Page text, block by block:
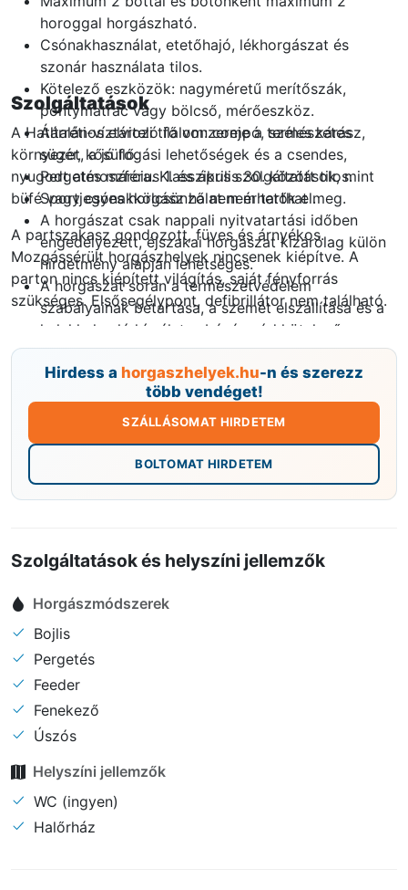
horoggal horgászható.
Csónakhasználat, etetőhajó, lékhorgászat és
szonár használata tilos.
Kötelező eszközök: nagyméretű merítőszák,
pontymatrac vagy bölcső, mérőeszköz.
Általános elviteli tilalom: compó, széles kárász,
sügér, kősüllő.
Pergetés március 1. és április 30. között tilos.
Sportjegyes horgász halat nem tarthat meg.
A horgászat csak nappali nyitvatartási időben
engedélyezett, éjszakai horgászat kizárólag külön
hirdetmény alapján lehetséges.
A horgászat során a természetvédelem
szabályainak betartása, a szemét elszállítása és a
halakkal való kíméletes bánásmód kötelező.
Szolgáltatások
A Határréti-víztározó fő vonzereje a természetes
környezet, a jó fogási lehetőségek és a csendes,
nyugodt atmoszféra. Klasszikus szolgáltatások, mint
büfé vagy csónakkölcsönző nem érhetők el.
A partszakasz gondozott, füves és árnyékos.
Mozgássérült horgászhelyek nincsenek kiépítve. A
parton nincs kiépített világítás, saját fényforrás
szükséges. Elsősegélypont, defibrillátor nem található.
Hirdess a horgaszhelyek.hu-n és szerezz
több vendéget!
SZÁLLÁSOMAT HIRDETEM
BOLTOMAT HIRDETEM
Szolgáltatások és helyszíni jellemzők
Horgászmódszerek
Bojlis
Pergetés
Feeder
Fenekező
Úszós
Helyszíni jellemzők
WC (ingyen)
Halőrház